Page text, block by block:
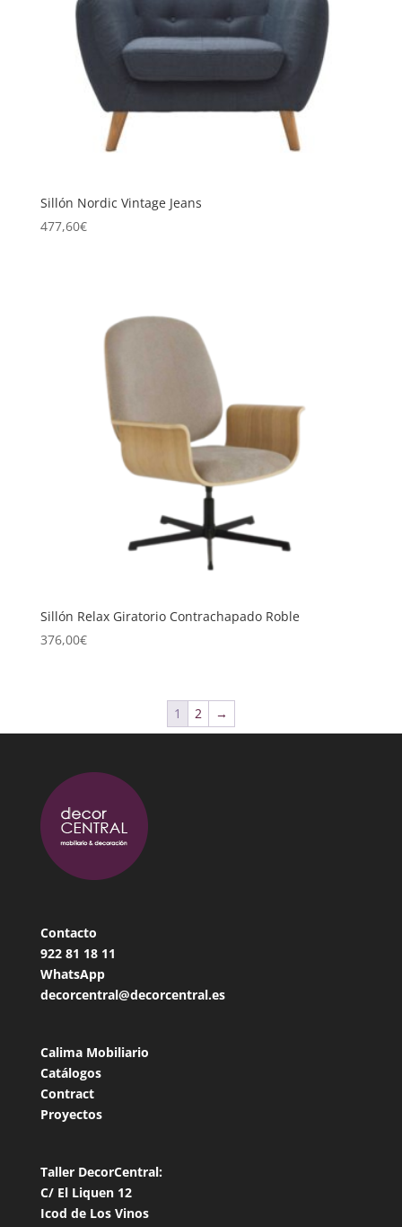
Sillón Nordic Vintage Jeans
477,60€
Sillón Relax Giratorio Contrachapado Roble
376,00€
1 2 →
Contacto
922 81 18 11
WhatsApp
decorcentral@decorcentral.es
Calima Mobiliario
Catálogos
Contract
Proyectos
Taller DecorCentral:
C/ El Liquen 12
Icod de Los Vinos